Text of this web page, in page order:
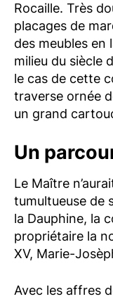
Rocaille. Très
placages de
des meubles en
milieu du siècle
le cas de cette
traverse ornée
un grand
Un
Le Maître
tumultueuse de
la Dauphine, la
propriétaire la
XV, Marie-
Avec les affres